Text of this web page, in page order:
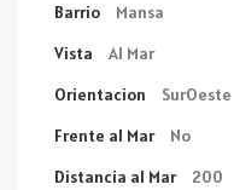
Barrio
Mansa
Vista
Al Mar
Orientacion
SurOeste
Frente al Mar
No
Distancia al Mar
200